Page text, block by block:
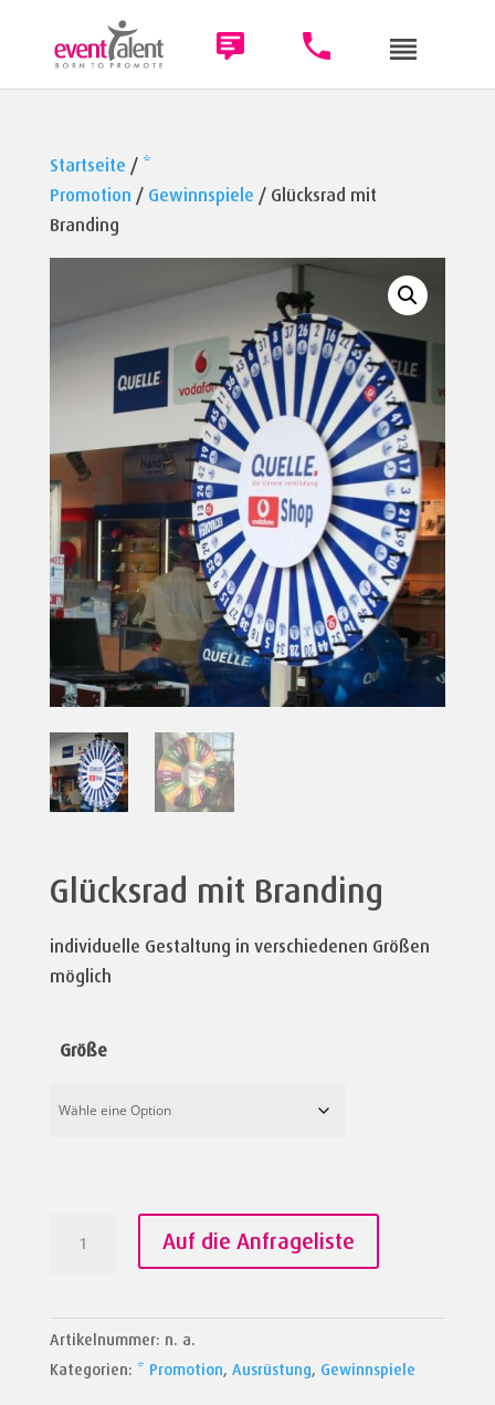
Startseite / *
Promotion / Gewinnspiele / Glücksrad mit
Branding
Glücksrad mit Branding
individuelle Gestaltung in verschiedenen Größen
möglich
Größe
Menge
Auf die Anfrageliste
Artikelnummer: n. a.
Kategorien: * Promotion, Ausrüstung, Gewinnspiele